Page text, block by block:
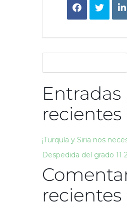
Entradas
recientes
¡Turquía y Siria nos
Despedida del grado 11
recientes